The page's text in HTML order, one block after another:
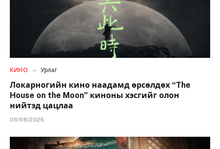
КИНО Урлаг
Локарногийн кино наадамд өрсөлдөх “The
House on the Moon” киноны хэсгийг олон
нийтэд цацлаа
06/08/2026